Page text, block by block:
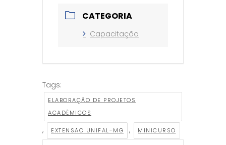
CATEGORIA
Capacitação
Tags:
ELABORAÇÃO DE PROJETOS
ACADÊMICOS
, EXTENSÃO UNIFAL-MG , MINICURSO